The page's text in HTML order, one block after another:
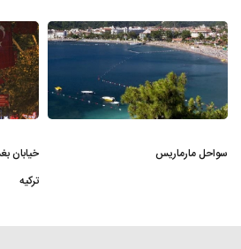
سواحل مارماریس
خیابان
ترکیه